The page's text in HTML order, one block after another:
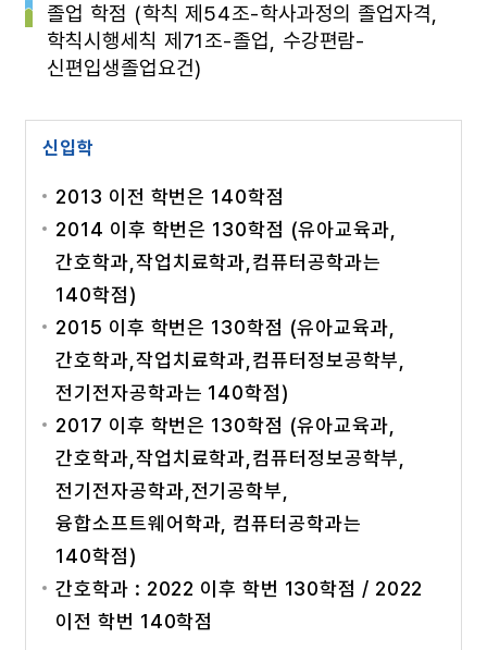
졸업 학점 (학칙 제54조-학사과정의 졸업자격,
학칙시행세칙 제71조-졸업, 수강편람-
신편입생졸업요건)
신입학
2013 이전 학번은 140학점
2014 이후 학번은 130학점 (유아교육과,
간호학과,작업치료학과,컴퓨터공학과는
140학점)
2015 이후 학번은 130학점 (유아교육과,
간호학과,작업치료학과,컴퓨터정보공학부,
전기전자공학과는 140학점)
2017 이후 학번은 130학점 (유아교육과,
간호학과,작업치료학과,컴퓨터정보공학부,
전기전자공학과,전기공학부,
융합소프트웨어학과, 컴퓨터공학과는
140학점)
간호학과 : 2022 이후 학번 130학점 / 2022
이전 학번 140학점